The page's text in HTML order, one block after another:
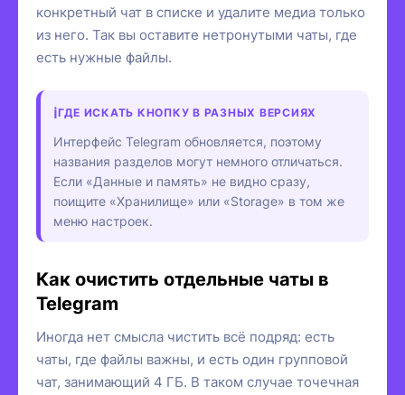
конкретный чат в списке и удалите медиа только
из него. Так вы оставите нетронутыми чаты, где
есть нужные файлы.
ГДЕ ИСКАТЬ КНОПКУ В РАЗНЫХ ВЕРСИЯХ
Интерфейс Telegram обновляется, поэтому
названия разделов могут немного отличаться.
Если «Данные и память» не видно сразу,
поищите «Хранилище» или «Storage» в том же
меню настроек.
Как очистить отдельные чаты в
Telegram
Иногда нет смысла чистить всё подряд: есть
чаты, где файлы важны, и есть один групповой
чат, занимающий 4 ГБ. В таком случае точечная